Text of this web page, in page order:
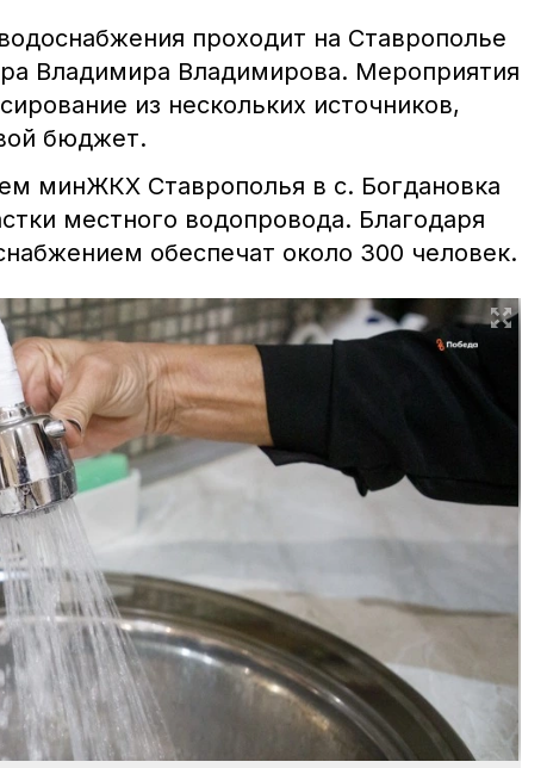
проходит на Ставрополье
Владимира Владимирова. Мероприятия
из нескольких источников,
бюджет.
минЖКХ Ставрополья в с. Богдановка
местного водопровода. Благодаря
обеспечат около 300 человек.